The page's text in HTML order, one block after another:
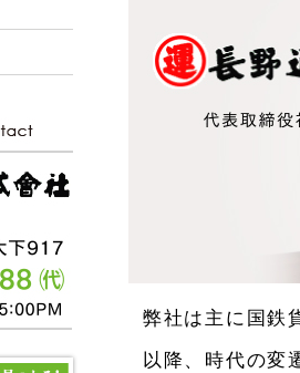
弊社は主に国鉄
以降、時代の変